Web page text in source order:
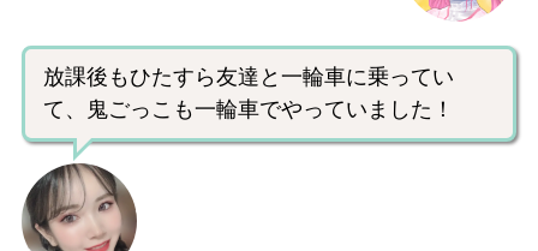
放課後もひたすら友達と一輪車に乗ってい
て、鬼ごっこも一輪車でやっていました！